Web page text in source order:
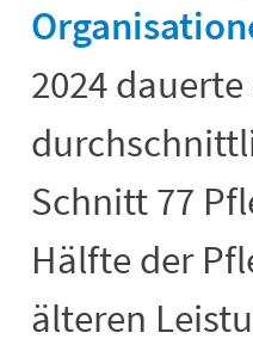
2024
Schnitt 77
Hälfte der
älteren